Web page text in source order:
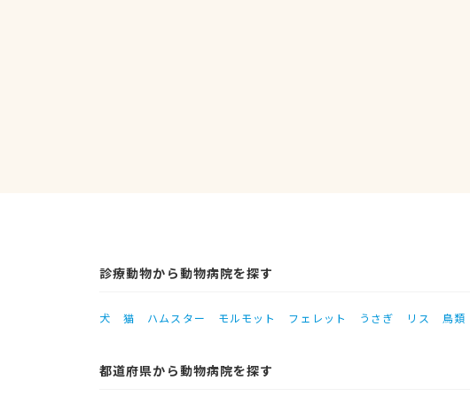
診療動物から動物病院を探す
犬 猫 ハムスター モルモット フェレット うさぎ リス 鳥類
都道府県から動物病院を探す